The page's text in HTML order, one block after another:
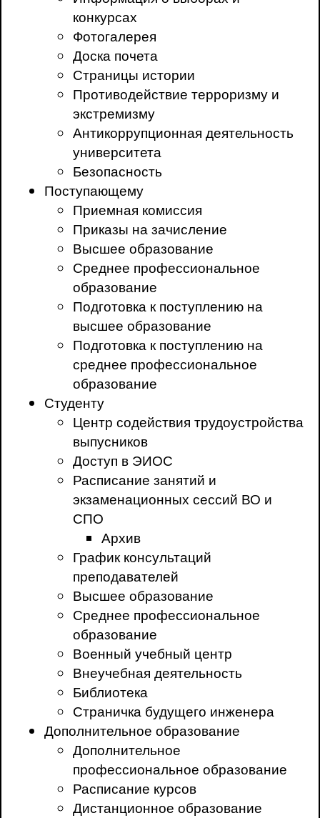
конкурсах
Фотогалерея
Доска почета
Страницы истории
Противодействие терроризму и
экстремизму
Антикоррупционная деятельность
университета
Безопасность
Поступающему
Приемная комиссия
Приказы на зачисление
Высшее образование
Среднее профессиональное
образование
Подготовка к поступлению на
высшее образование
Подготовка к поступлению на
среднее профессиональное
образование
Студенту
Центр содействия трудоустройства
выпусников
Доступ в ЭИОС
Расписание занятий и
экзаменационных сессий ВО и
СПО
Архив
График консультаций
преподавателей
Высшее образование
Среднее профессиональное
образование
Военный учебный центр
Внеучебная деятельность
Библиотека
Страничка будущего инженера
Дополнительное образование
Дополнительное
профессиональное образование
Расписание курсов
Дистанционное образование